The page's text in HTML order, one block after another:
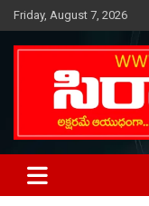
Skip
to
content
Friday, August 7, 2026
SIRA
Telugu Online News